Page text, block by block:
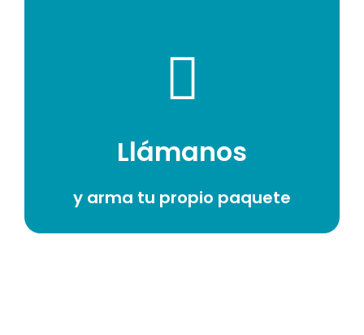
Llámanos
y arma tu propio paquete